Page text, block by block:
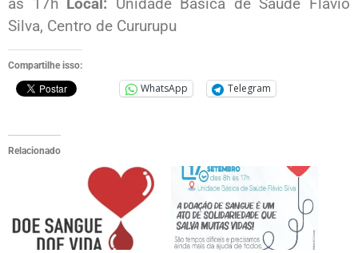
às 17h Local: Unidade Básica de Saúde Flávio
Silva, Centro de Cururupu
Compartilhe isso:
WhatsApp Telegram
Relacionado